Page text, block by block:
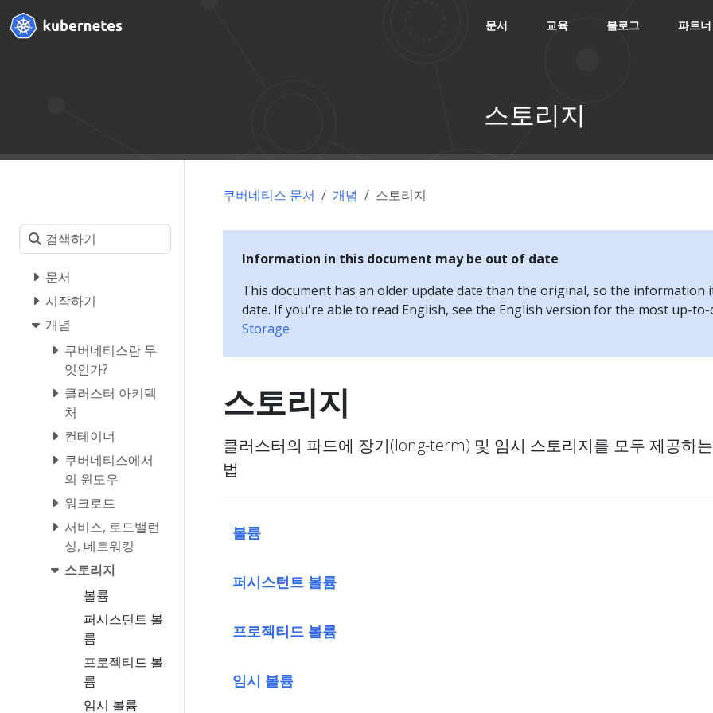
문서 교육 블로그 파트너
스토리지
문서
시작하기
개념
쿠버네티스란 무
엇인가?
클러스터 아키텍
처
컨테이너
쿠버네티스에서
의 윈도우
워크로드
서비스, 로드밸런
싱, 네트워킹
스토리지
볼륨
퍼시스턴트 볼
륨
프로젝티드 볼
륨
임시 볼륨
쿠버네티스 문서 개념 스토리지
Information in this document may be out of date
This document has an older update date than the original, so the information
date. If you're able to read English, see the English version for the most up-
Storage
스토리지
클러스터의 파드에 장기(long-term) 및 임시 스토리지를 모두 제공하
법
볼륨
퍼시스턴트 볼륨
프로젝티드 볼륨
임시 볼륨